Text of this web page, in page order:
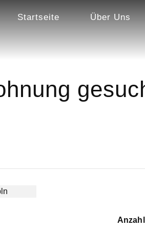
Startseite Über Uns